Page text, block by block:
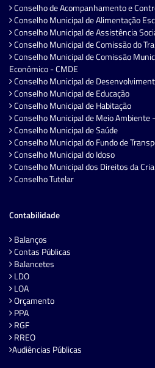
Conselho de Acompanhamento e
Conselho Municipal de Alimentação
Conselho Municipal de Assistência
Conselho Municipal de Comissão do
Conselho Municipal de Comissão
Econômico - CMDE
Conselho Municipal de
Conselho Municipal de Educação
Conselho Municipal de Habitação
Conselho Municipal de Meio Ambiente
Conselho Municipal de Saúde
Conselho Municipal do Fundo de
Conselho Municipal do Idoso
Conselho Municipal dos Direitos da
Conselho Tutelar
Contabilidade
Balanços
Contas Públicas
Balancetes
LDO
LOA
Orçamento
PPA
RGF
RREO
Audiências Públicas